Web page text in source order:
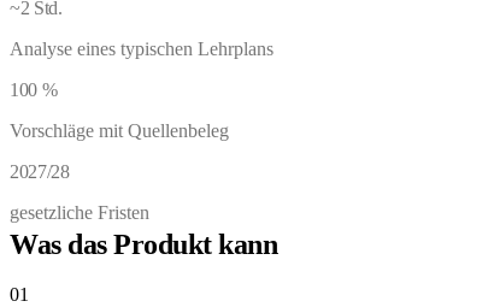
~2 Std.
Analyse eines typischen Lehrplans
100 %
Vorschläge mit Quellenbeleg
2027/28
gesetzliche Fristen
Was das Produkt kann
01